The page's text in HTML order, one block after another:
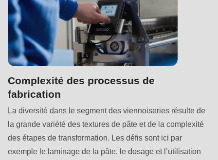
mb_substr():
Passing
null
to
parameter
($string)
of
type
string
is
deprecated
Complexité des processus de
fabrication
La diversité dans le segment des viennoiseries résulte de
la grande variété des textures de pâte et de la complexité
des étapes de transformation. Les défis sont ici par
exemple le laminage de la pâte, le dosage et l’utilisation